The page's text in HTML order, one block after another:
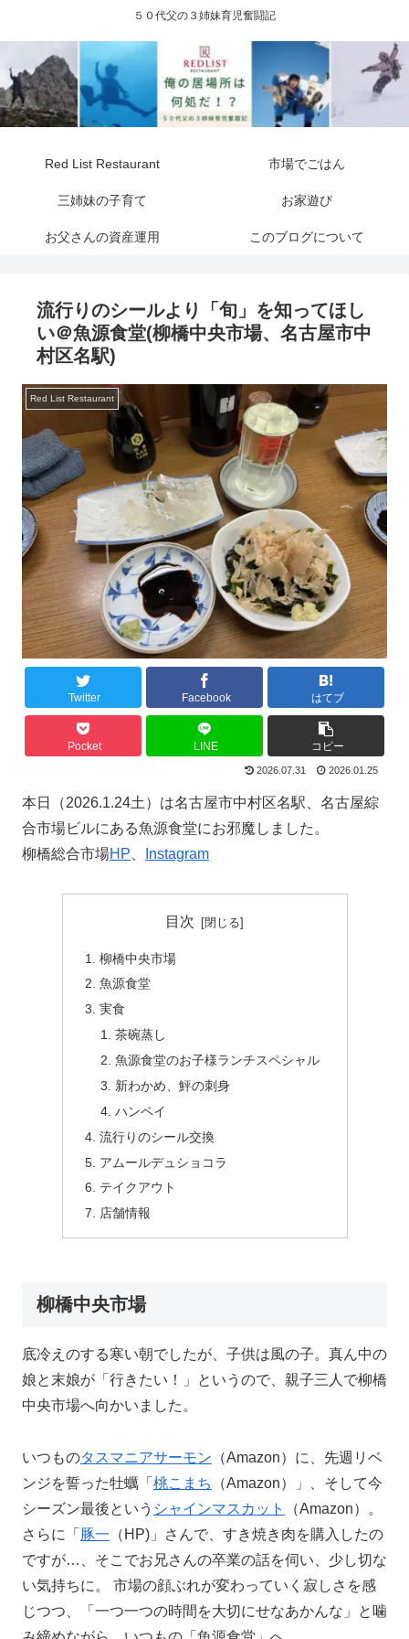
５０代父の３姉妹育児奮闘記
Red List Restaurant 市場でごはん
三姉妹の子育て お家遊び
お父さんの資産運用 このブログについて
流行りのシールより「旬」を知ってほし
い＠魚源食堂(柳橋中央市場、名古屋市中
村区名駅)
Red List Restaurant
Twitter Facebook はてブ
Pocket LINE コピー
2026.07.31 2026.01.25
本日（2026.1.24土）は名古屋市中村区名駅、名古屋綜
合市場ビルにある魚源食堂にお邪魔しました。
柳橋総合市場HP Instagram
目次
柳橋中央市場
魚源食堂
実食
茶碗蒸し
魚源食堂のお子様ランチスペシャル
新わかめ、鮃の刺身
ハンペイ
流行りのシール交換
アムールデュショコラ
テイクアウト
店舗情報
柳橋中央市場
底冷えのする寒い朝でしたが、子供は風の子。真ん中の
娘と末娘が「行きたい！」というので、親子三人で柳橋
中央市場へ向かいました。
いつものタスマニアサーモン （Amazon）に、先週リベ
ンジを誓った牡蠣「 桃こまち
（Amazon）」、そして今
シーズン最後という シャインマスカット
（Amazon）。
さらに「 豚一 （HP)」さんで、すき焼き肉を購入したの
ですが…、そこでお兄さんの卒業の話を伺い、少し切な
い気持ちに。 市場の顔ぶれが変わっていく寂しさを感
じつつ、「一つ一つの時間を大切にせなあかんな」と噛